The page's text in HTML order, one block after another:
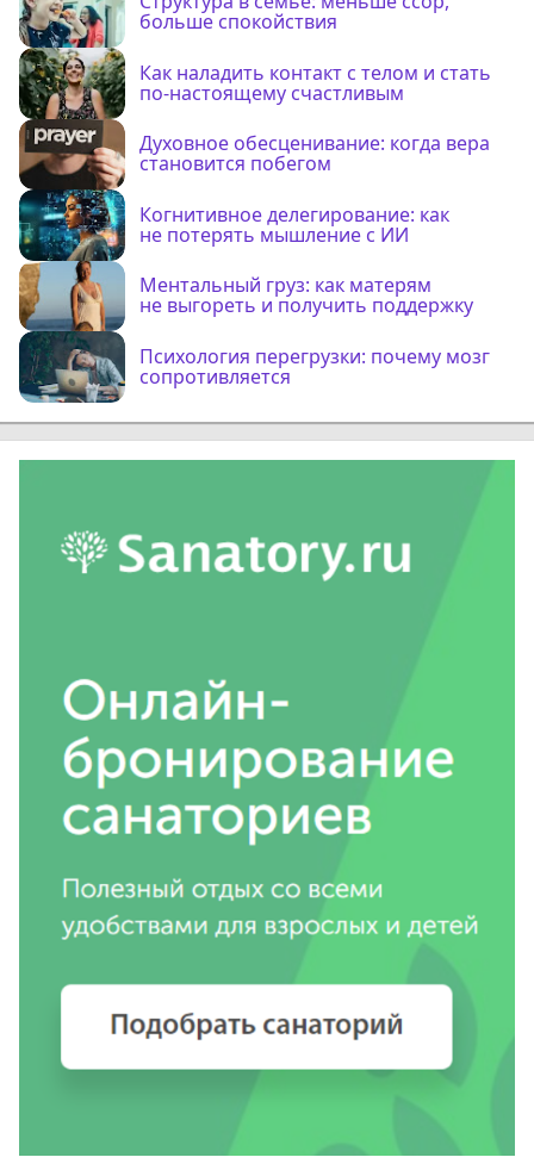
больше спокойствия
Как наладить контакт с телом и стать
по-настоящему счастливым
Духовное обесценивание: когда вера
становится побегом
Когнитивное делегирование: как
не потерять мышление с ИИ
Ментальный груз: как матерям
не выгореть и получить поддержку
Психология перегрузки: почему мозг
сопротивляется